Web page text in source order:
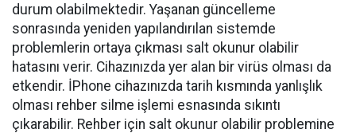
durum olabilmektedir. Yaşanan güncelleme
sonrasında yeniden yapılandırılan sistemde
problemlerin ortaya çıkması salt okunur olabilir
hatasını verir. Cihazınızda yer alan bir virüs olması da
etkendir. İPhone cihazınızda tarih kısmında yanlışlık
olması rehber silme işlemi esnasında sıkıntı
çıkarabilir. Rehber için salt okunur olabilir problemine